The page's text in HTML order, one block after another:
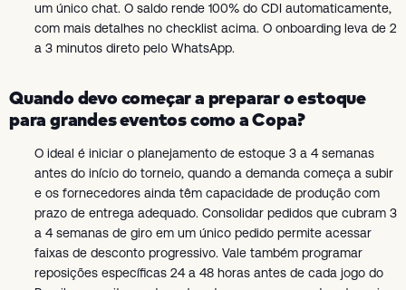
um único chat. O saldo rende 100% do CDI automaticamente,
com mais detalhes no checklist acima. O onboarding leva de 2
a 3 minutos direto pelo WhatsApp.
Quando devo começar a preparar o estoque
para grandes eventos como a Copa?
O ideal é iniciar o planejamento de estoque 3 a 4 semanas
antes do início do torneio, quando a demanda começa a subir
e os fornecedores ainda têm capacidade de produção com
prazo de entrega adequado. Consolidar pedidos que cubram 3
a 4 semanas de giro em um único pedido permite acessar
faixas de desconto progressivo. Vale também programar
reposições específicas 24 a 48 horas antes de cada jogo do